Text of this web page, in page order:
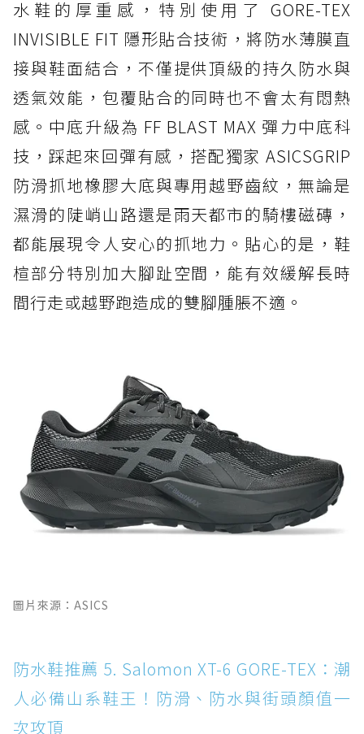
水鞋的厚重感，特別使用了 GORE-TEX
INVISIBLE FIT 隱形貼合技術，將防水薄膜直
接與鞋面結合，不僅提供頂級的持久防水與
透氣效能，包覆貼合的同時也不會太有悶熱
感。中底升級為 FF BLAST MAX 彈力中底科
技，踩起來回彈有感，搭配獨家 ASICSGRIP
防滑抓地橡膠大底與專用越野齒紋，無論是
濕滑的陡峭山路還是雨天都市的騎樓磁磚，
都能展現令人安心的抓地力。貼心的是，鞋
楦部分特別加大腳趾空間，能有效緩解長時
間行走或越野跑造成的雙腳腫脹不適。
圖片來源：ASICS
防水鞋推薦 5. Salomon XT-6 GORE-TEX：潮
人必備山系鞋王！防滑、防水與街頭顏值一
次攻頂